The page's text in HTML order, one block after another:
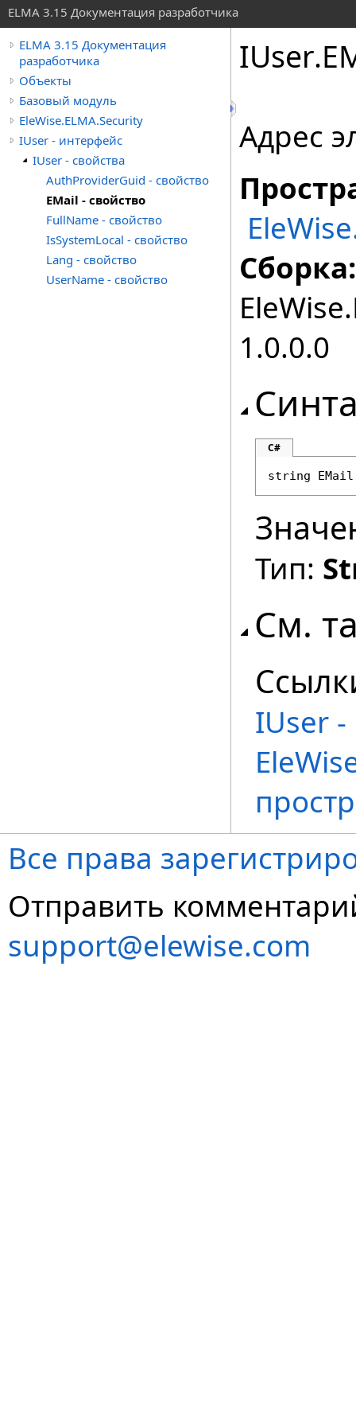
ELMA 3.15 Документация разработчика
ELMA 3.15 Документация
разработчика
Объекты
Базовый модуль
EleWise.ELMA.Security
IUser - интерфейс
IUser - свойства
AuthProviderGuid - свойство
EMail - свойство
FullName - свойство
IsSystemLocal - свойство
Lang - свойство
UserName - свойство
IUser.
Адрес
Сборка:
1.0.0.0
C#
string EMail
Тип:
См.
IUser
Все права
Отправить
support@elewise.com